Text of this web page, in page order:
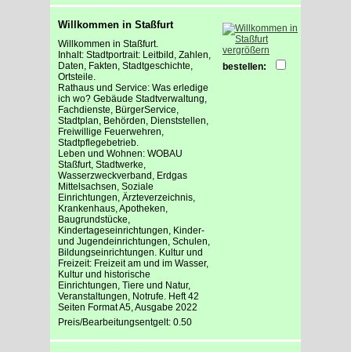
Willkommen in Staßfurt
Willkommen in Staßfurt.
Inhalt: Stadtportrait: Leitbild, Zahlen,
Daten, Fakten, Stadtgeschichte,
Ortsteile.
Rathaus und Service: Was erledige
ich wo? Gebäude Stadtverwaltung,
Fachdienste, BürgerService,
Stadtplan, Behörden, Dienststellen,
Freiwillige Feuerwehren,
Stadtpflegebetrieb.
Leben und Wohnen: WOBAU
Staßfurt, Stadtwerke,
Wasserzweckverband, Erdgas
Mittelsachsen, Soziale
Einrichtungen, Ärzteverzeichnis,
Krankenhaus, Apotheken,
Baugrundstücke,
Kindertageseinrichtungen, Kinder-
und Jugendeinrichtungen, Schulen,
Bildungseinrichtungen. Kultur und
Freizeit: Freizeit am und im Wasser,
Kultur und historische
Einrichtungen, Tiere und Natur,
Veranstaltungen, Notrufe. Heft 42
Seiten Format A5, Ausgabe 2022
Preis/Bearbeitungsentgelt: 0.50
vergrößern
bestellen: